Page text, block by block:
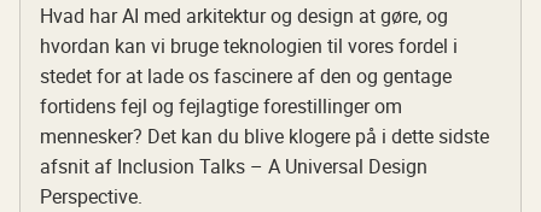
Hvad har AI med arkitektur og design at gøre, og
hvordan kan vi bruge teknologien til vores fordel i
stedet for at lade os fascinere af den og gentage
fortidens fejl og fejlagtige forestillinger om
mennesker? Det kan du blive klogere på i dette sidste
afsnit af Inclusion Talks – A Universal Design
Perspective.